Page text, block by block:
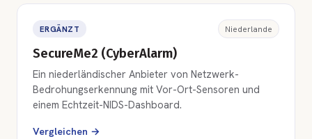
ERGÄNZT Niederlande
SecureMe2 (CyberAlarm)
Ein niederländischer Anbieter von Netzwerk-
Bedrohungserkennung mit Vor-Ort-Sensoren und
einem Echtzeit-NIDS-Dashboard.
Vergleichen →